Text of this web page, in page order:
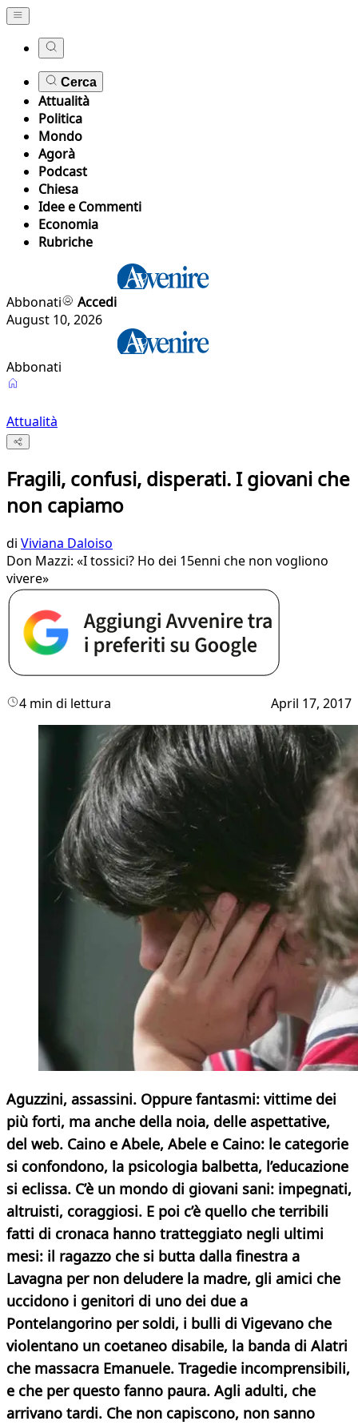
Cerca
Attualità
Politica
Mondo
Agorà
Podcast
Chiesa
Idee e Commenti
Economia
Rubriche
Abbonati
Accedi
August 10, 2026
Abbonati
Attualità
Fragili, confusi, disperati. I giovani che
non capiamo
di Viviana Daloiso
Don Mazzi: «I tossici? Ho dei 15enni che non vogliono
vivere»
4 min di lettura April 17, 2017
Aguzzini, assassini. Oppure fantasmi: vittime dei
più forti, ma anche della noia, delle aspettative,
del web. Caino e Abele, Abele e Caino: le categorie
si confondono, la psicologia balbetta, l’educazione
si eclissa. C’è un mondo di giovani sani: impegnati,
altruisti, coraggiosi. E poi c’è quello che terribili
fatti di cronaca hanno tratteggiato negli ultimi
mesi: il ragazzo che si butta dalla finestra a
Lavagna per non deludere la madre, gli amici che
uccidono i genitori di uno dei due a
Pontelangorino per soldi, i bulli di Vigevano che
violentano un coetaneo disabile, la banda di Alatri
che massacra Emanuele. Tragedie incomprensibili,
e che per questo fanno paura. Agli adulti, che
arrivano tardi. Che non capiscono, non sanno